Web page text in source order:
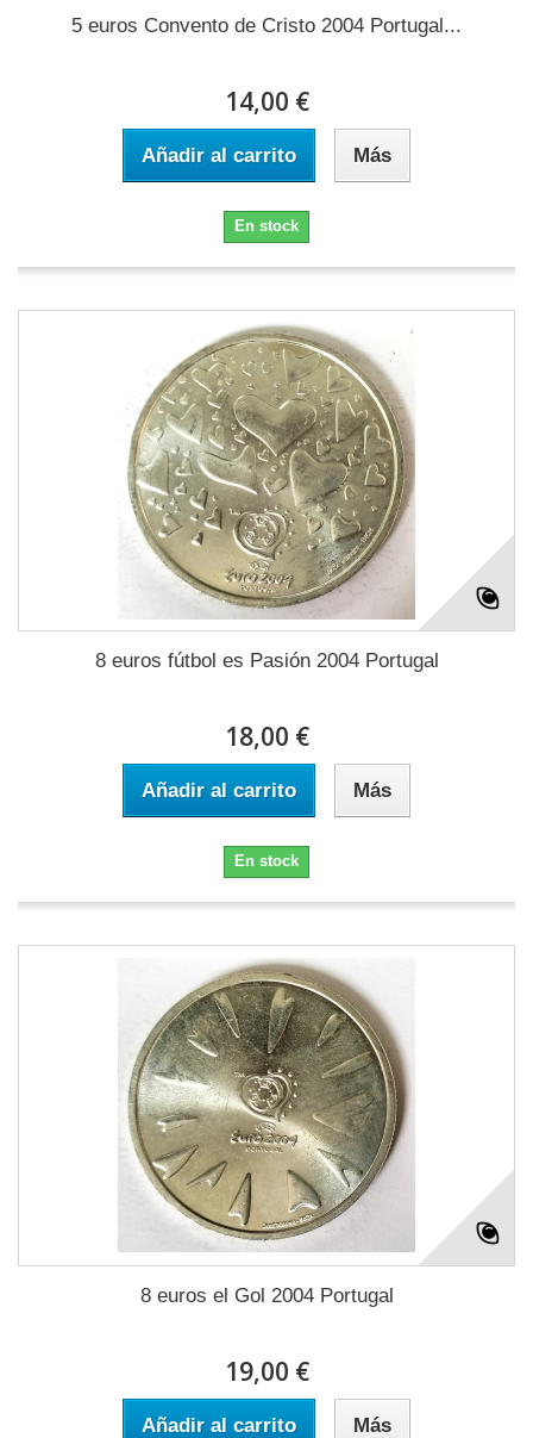
5 euros Convento de Cristo 2004 Portugal...
14,00 €
Añadir al carrito Más
En stock
8 euros fútbol es Pasión 2004 Portugal
18,00 €
Añadir al carrito Más
En stock
8 euros el Gol 2004 Portugal
19,00 €
Añadir al carrito Más